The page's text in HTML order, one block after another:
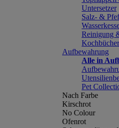
Untersetzer
Salz- &
Reinigung
Kochbücher
Aufbewahrung
Alle in
Pet
Nach Farbe
Kirschrot
No Colour
Ofenrot